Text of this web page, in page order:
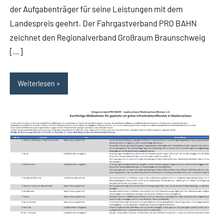
der Aufgabenträger für seine Leistungen mit dem
Landespreis geehrt. Der Fahrgastverband PRO BAHN
zeichnet den Regionalverband Großraum Braunschweig
[…]
Weiterlesen